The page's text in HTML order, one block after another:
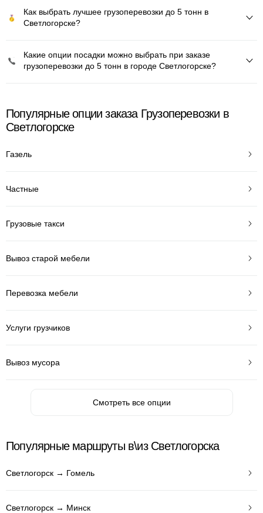
Как выбрать лучшее грузоперевозки до 5 тонн в
Светлогорске?
Какие опции посадки можно выбрать при заказе
грузоперевозки до 5 тонн в городе Светлогорске?
Популярные опции заказа Грузоперевозки в
Светлогорске
Газель
Частные
Грузовые такси
Вывоз старой мебели
Перевозка мебели
Услуги грузчиков
Вывоз мусора
Смотреть все опции
Популярные маршруты в\из Светлогорска
Светлогорск → Гомель
Светлогорск → Минск